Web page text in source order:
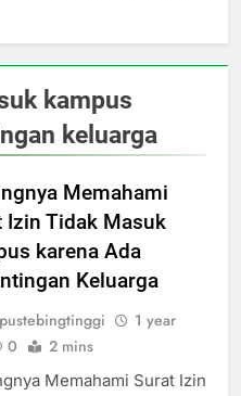
kampus
keluarga
Memahami
Izin Tidak Masuk
karena Ada
Keluarga
1 year
0 2 mins
Memahami Surat Izin